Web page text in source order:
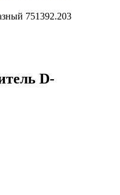
751392.203
D-